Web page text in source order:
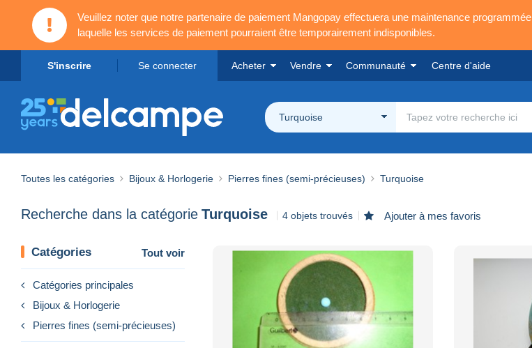
Veuillez noter que notre partenaire de paiement Mangopay effectuera une maintenance programmée
laquelle les services de paiement pourraient être temporairement indisponibles.
S'inscrire Se connecter Acheter Vendre Communauté Centre d'aide
Turquoise
Toutes les catégories Bijoux & Horlogerie Pierres fines (semi-précieuses) Turquoise
Recherche dans la catégorie Turquoise 4 objets trouvés Ajouter à mes favoris
Catégories Tout voir
Catégories principales
Bijoux & Horlogerie
Pierres fines (semi-précieuses)